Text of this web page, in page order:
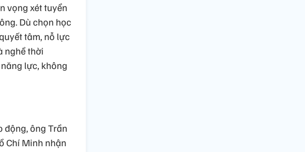
vọng xét tuyển
Dù chọn học
tâm, nỗ lực
nghề thời
lực, không
động, ông Trần
Chí Minh nhận